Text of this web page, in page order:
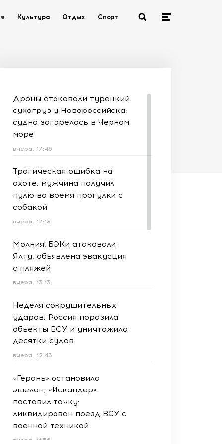
Культура Отдых Спорт
Дроны атаковали турецкий
сухогруз у Новороссийска:
судно загорелось в Чёрном
море
вчера, 17:46
Трагическая ошибка на
охоте: мужчина получил
пулю во время прогулки с
собакой
вчера, 17:13
Молния! БЭКи атаковали
Ялту: объявлена эвакуация
с пляжей
вчера, 13:13
Неделя сокрушительных
ударов: Россия поразила
объекты ВСУ и уничтожила
десятки судов
вчера, 12:43
«Герань» остановила
эшелон, «Искандер»
поставил точку:
ликвидирован поезд ВСУ с
военной техникой
вчера, 11:56